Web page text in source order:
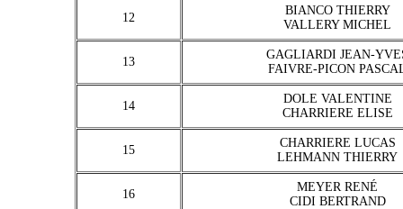
12
BIANCO THIERRY
VALLERY MICHEL
13
GAGLIARDI JEAN-
FAIVRE-PICON
14
DOLE VALENTINE
CHARRIERE ELISE
15
CHARRIERE LUCAS
LEHMANN THIERRY
16
MEYER RENÉ
CIDI BERTRAND